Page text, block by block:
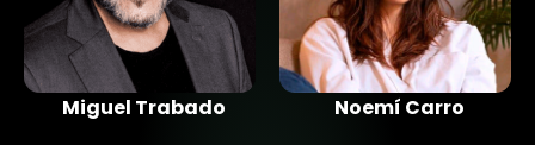
Miguel Trabado Noemí Carro